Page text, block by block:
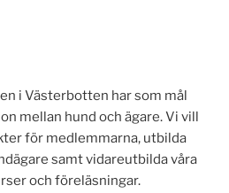
i Västerbotten har som mål
mellan hund och ägare. Vi vill
för medlemmarna, utbilda
samt vidareutbilda våra
och föreläsningar.